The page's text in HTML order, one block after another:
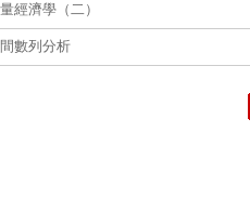
經濟學（二）
數列分析